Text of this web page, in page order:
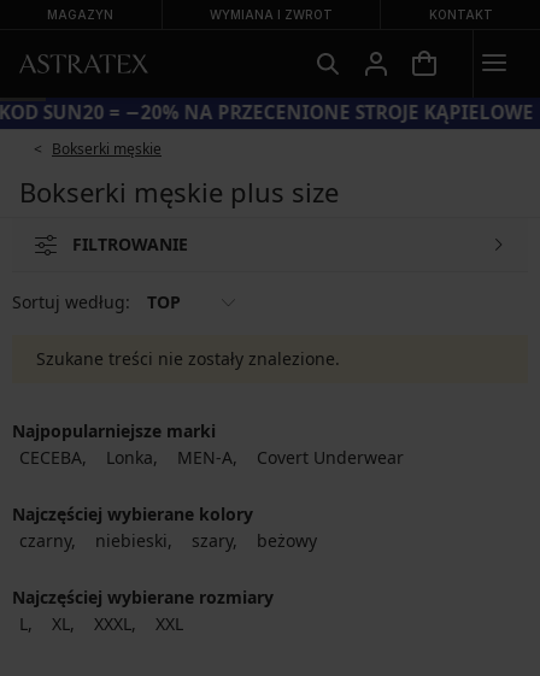
MAGAZYN WYMIANA I ZWROT KONTAKT
KOD SUN20 = −20% NA PRZECENIONE STROJE KĄPIELOWE
Bokserki męskie
Bokserki męskie plus size
FILTROWANIE
Sortuj według: TOP
Szukane treści nie zostały znalezione.
Najpopularniejsze marki
CECEBA
Lonka MEN-A Covert Underwear
Najczęściej wybierane kolory
czarny
niebieski szary beżowy
Najczęściej wybierane rozmiary
L
XL XXXL XXL